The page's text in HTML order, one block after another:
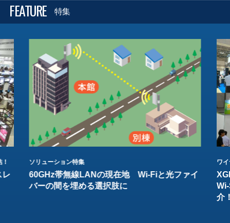
FEATURE 特集
レ
ソリューション特集
60GHz帯無線LANの現在地 Wi-Fiと光ファイ
バーの間を埋める選択肢に
ワ
介